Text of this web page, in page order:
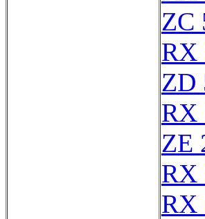
ZC
RX
ZD
RX
ZE
RX
RX